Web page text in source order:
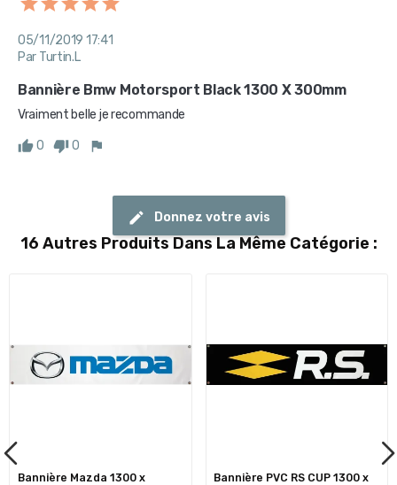
05/11/2019 17:41
Par Turtin.L
Bannière Bmw Motorsport Black 1300 X 300mm
Vraiment belle je recommande
0 0
Donnez votre avis
16 Autres Produits Dans La Même Catégorie :
Bannière Mazda 1300 x
Bannière PVC RS CUP 1300 x